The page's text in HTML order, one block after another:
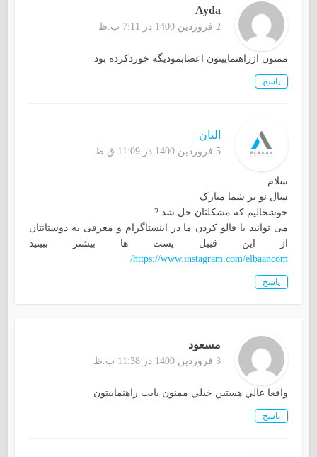
Ayda
2 فروردین 1400 در 7:11 ب.ظ
ممنون ازراهنماییتون اعصابمودیگه خوردکرده بود
پاسخ
البان
5 فروردین 1400 در 11:09 ق.ظ
سلام
سال نو بر شما مبارک
خوشحالیم که مشکلتان حل شد ?
می توانید با فالو کردن ما در اینستاگرام و معرفی به دوستانتان
از این قبیل پست ها بیشتر ببینید
https://www.instagram.com/elbaancom/
پاسخ
مسعود
3 فروردین 1400 در 11:38 ب.ظ
واقعا عالي هستين خيلي ممنون بابت راهنماييتون
پاسخ